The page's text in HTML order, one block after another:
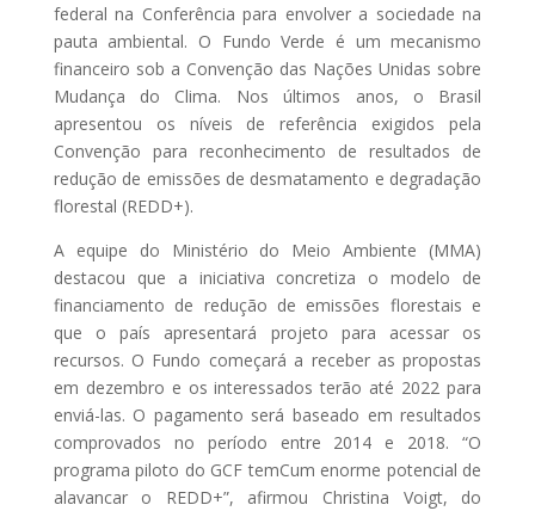
federal na Conferência para envolver a sociedade na
pauta ambiental. O Fundo Verde é um mecanismo
financeiro sob a Convenção das Nações Unidas sobre
Mudança do Clima. Nos últimos anos, o Brasil
apresentou os níveis de referência exigidos pela
Convenção para reconhecimento de resultados de
redução de emissões de desmatamento e degradação
florestal (REDD+).
A equipe do Ministério do Meio Ambiente (MMA)
destacou que a iniciativa concretiza o modelo de
financiamento de redução de emissões florestais e
que o país apresentará projeto para acessar os
recursos. O Fundo começará a receber as propostas
em dezembro e os interessados terão até 2022 para
enviá-las. O pagamento será baseado em resultados
comprovados no período entre 2014 e 2018. “O
programa piloto do GCF temCum enorme potencial de
alavancar o REDD+”, afirmou Christina Voigt, do